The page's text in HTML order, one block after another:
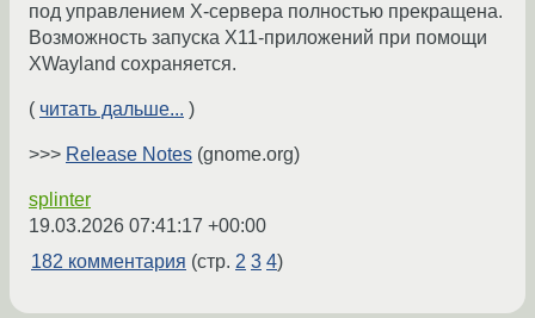
под управлением X-сервера полностью прекращена.
Возможность запуска X11-приложений при помощи
XWayland сохраняется.
( читать дальше... )
>>> Release Notes (gnome.org)
splinter
19.03.2026 07:41:17 +00:00
182 комментария (стр. 2 3 4)